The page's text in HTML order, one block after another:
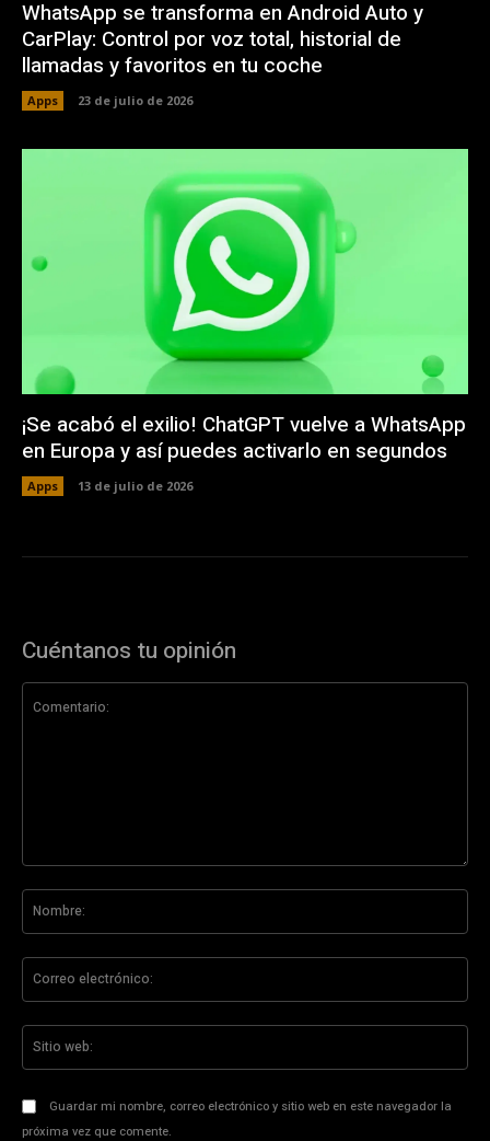
WhatsApp se transforma en Android Auto y
CarPlay: Control por voz total, historial de
llamadas y favoritos en tu coche
Apps 23 de julio de 2026
¡Se acabó el exilio! ChatGPT vuelve a WhatsApp
en Europa y así puedes activarlo en segundos
Apps 13 de julio de 2026
Cuéntanos tu opinión
Guardar mi nombre, correo electrónico y sitio web en este navegador la
próxima vez que comente.